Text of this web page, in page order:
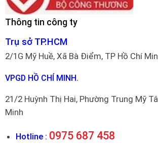
Thông tin công ty
Trụ sở TP.HCM
2/1G Mỹ Huề, Xã Bà Điểm, TP Hồ Chí
VPGD HỒ CHÍ MINH.
21/2 Huỳnh Thị Hai, Phường Trung Mỹ
Minh
Hotline : 0975 687 458